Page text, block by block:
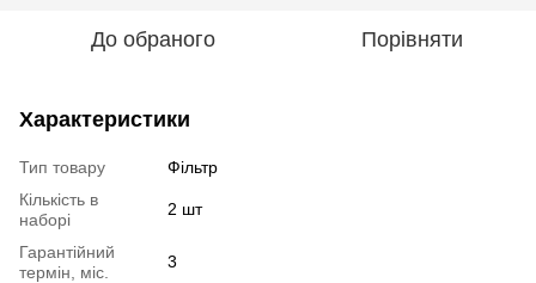
До обраного Порівняти
Характеристики
Тип товару
Фільтр
Кількість в
наборі
2 шт
Гарантійний
термін, міс.
3